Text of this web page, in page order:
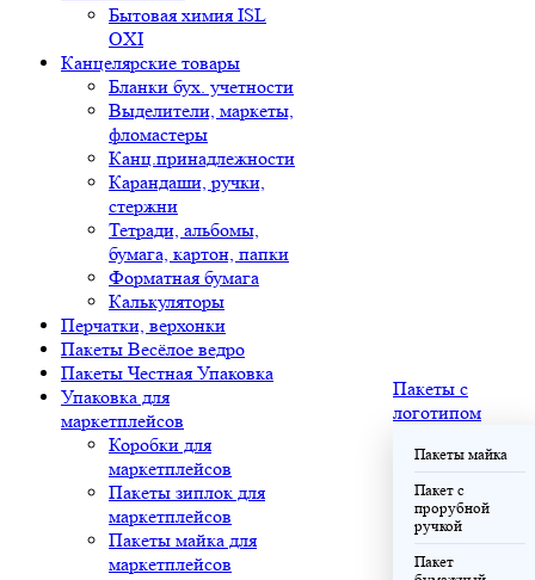
Бытовая химия ISL
OXI
Канцелярские товары
Бланки бух. учетности
Выделители, маркеты,
фломастеры
Канц.принадлежности
Карандаши, ручки,
стержни
Тетради, альбомы,
бумага, картон, папки
Форматная бумага
Калькуляторы
Перчатки, верхонки
Пакеты Весёлое ведро
Пакеты Честная Упаковка
Упаковка для
маркетплейсов
Коробки для
маркетплейсов
Пакеты зиплок для
маркетплейсов
Пакеты майка для
маркетплейсов
Пакеты с
логотипом
Пакеты майка
Пакет с
прорубной
ручкой
Пакет